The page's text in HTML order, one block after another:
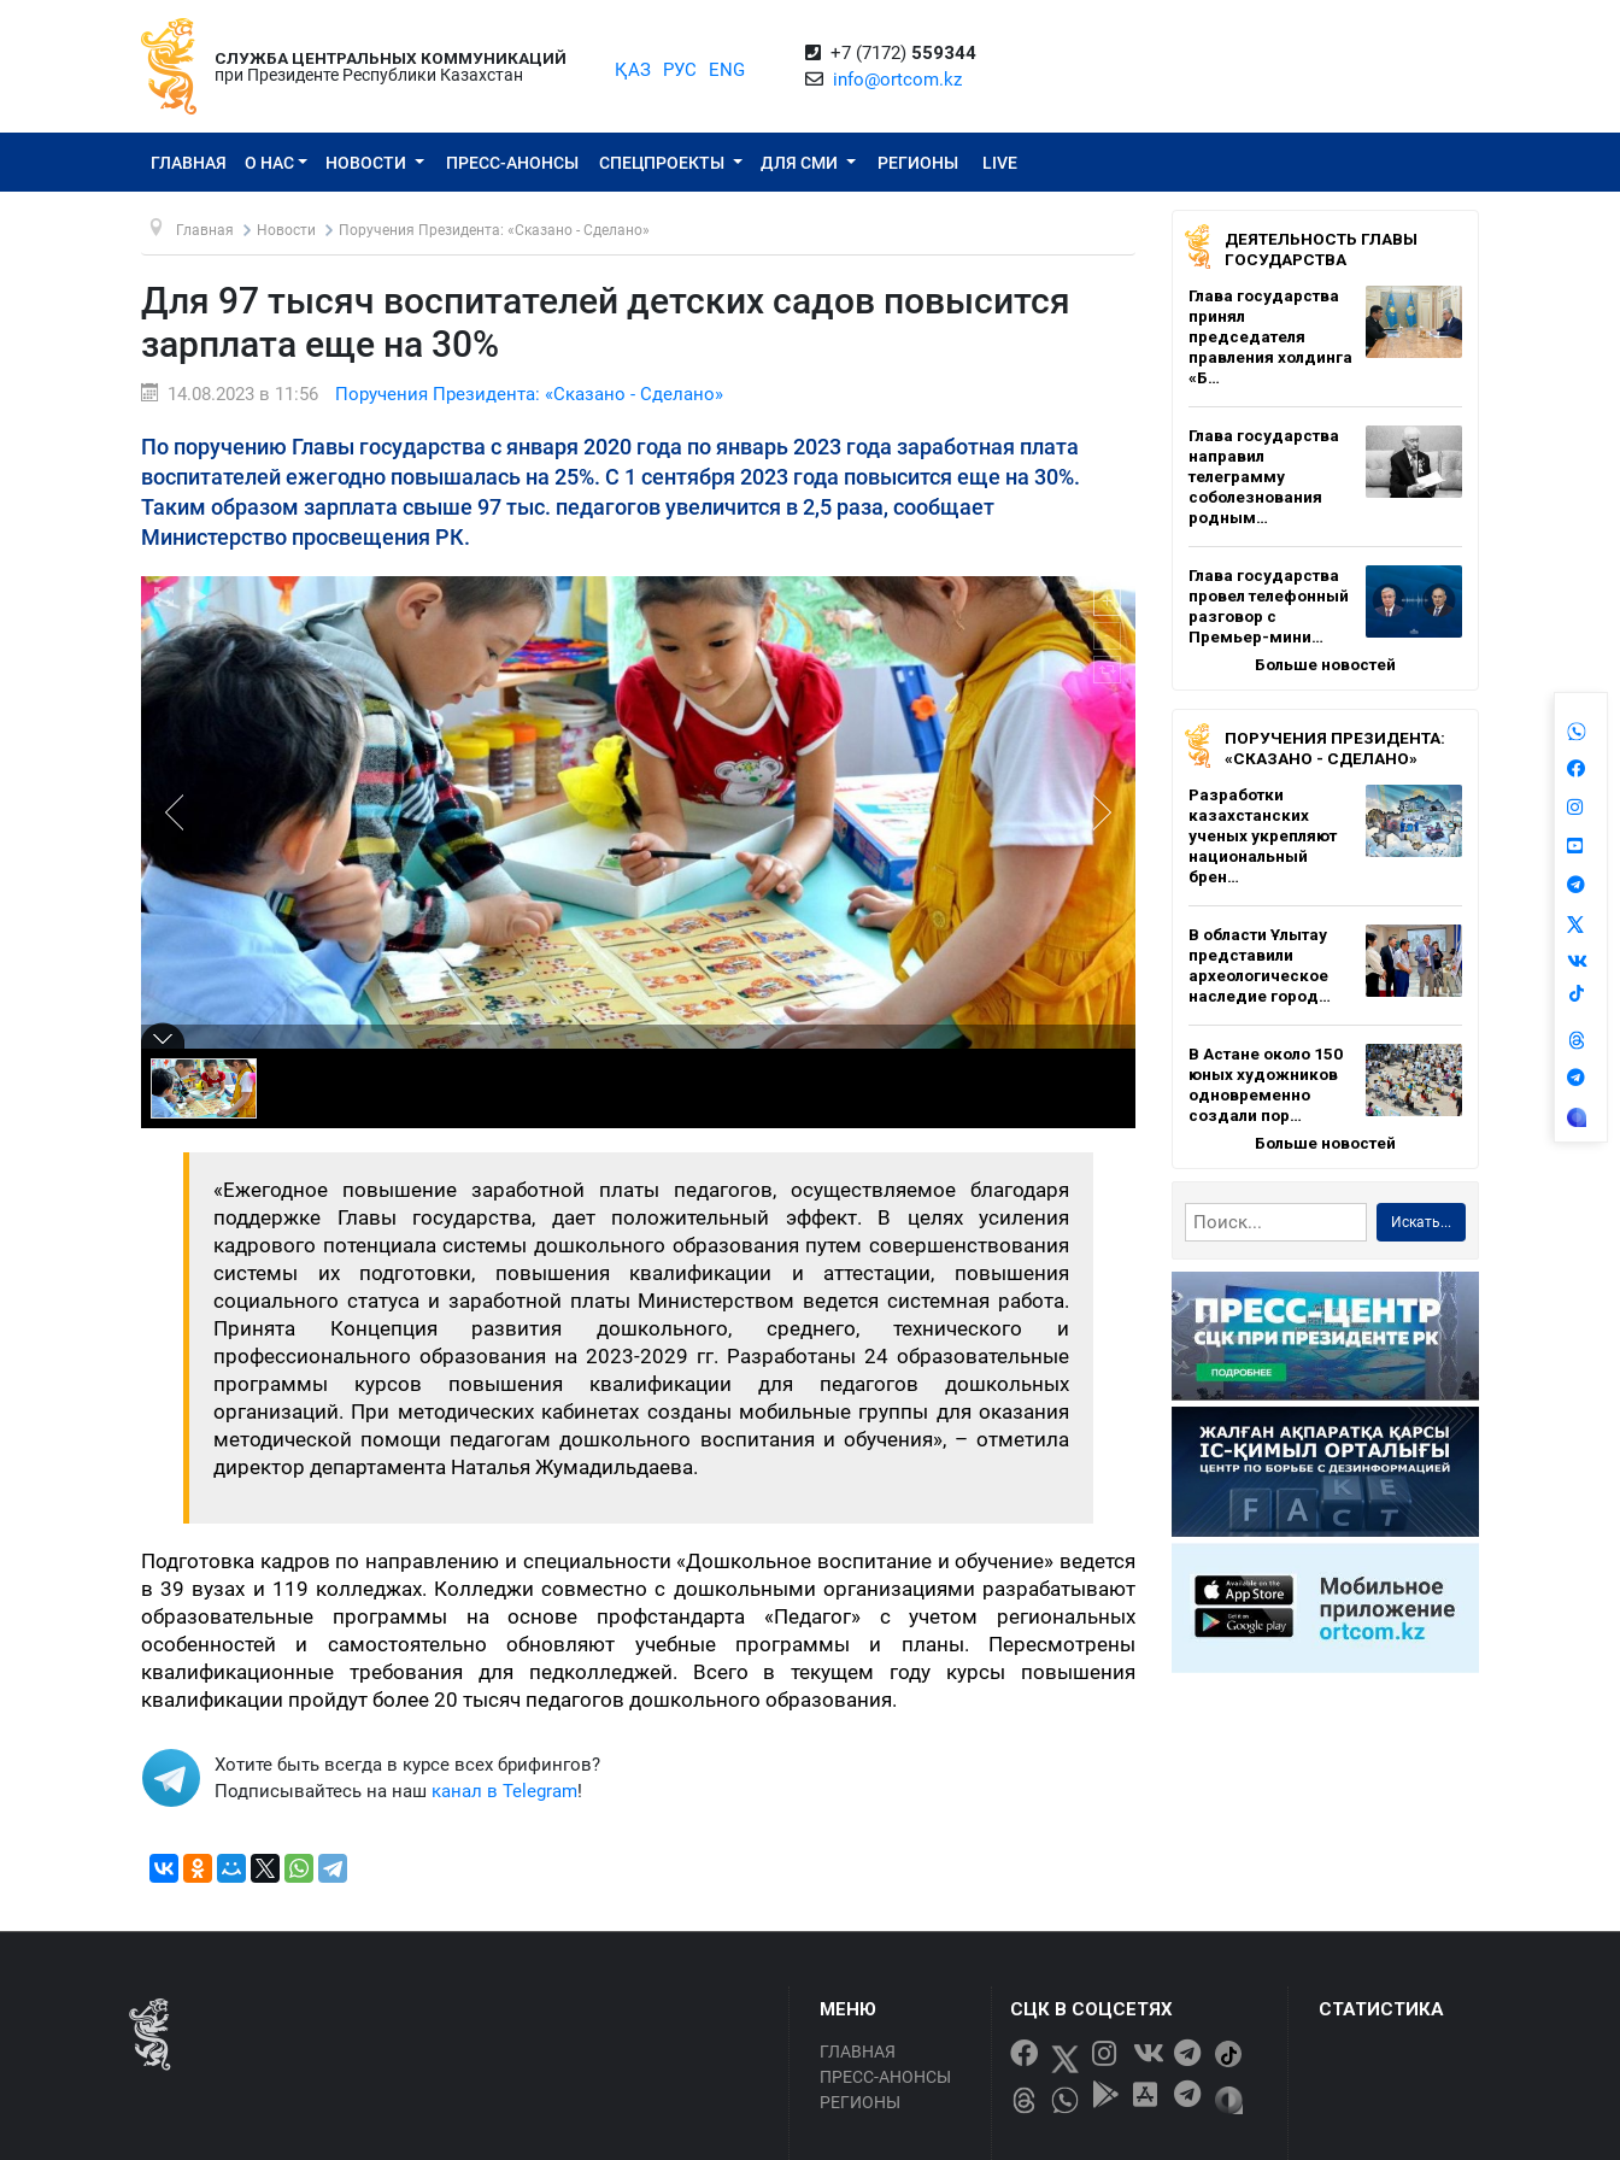
СЛУЖБА ЦЕНТРАЛЬНЫХ КОММУНИКАЦИЙ
при Президенте Республики Казахстан
ҚАЗ РУС ENG
+7 (7172) 559344
info@ortcom.kz
ГЛАВНАЯ О НАС НОВОСТИ ПРЕСС-АНОНСЫ СПЕЦПРОЕКТЫ ДЛЯ СМИ РЕГИОНЫ LIVE
Главная Новости Поручения Президента: «Сказано - Сделано»
Для 97 тысяч воспитателей детских садов повысится
зарплата еще на 30%
14.08.2023 в 11:56 Поручения Президента: «Сказано - Сделано»
По поручению Главы государства с января 2020 года по январь 2023 года заработная плата
воспитателей ежегодно повышалась на 25%. С 1 сентября 2023 года повысится еще на 30%.
Таким образом зарплата свыше 97 тыс. педагогов увеличится в 2,5 раза, сообщает
Министерство просвещения РК.
«Ежегодное повышение заработной платы педагогов, осуществляемое благодаря
поддержке Главы государства, дает положительный эффект. В целях усиления
кадрового потенциала системы дошкольного образования путем совершенствования
системы их подготовки, повышения квалификации и аттестации, повышения
социального статуса и заработной платы Министерством ведется системная работа.
Принята Концепция развития дошкольного, среднего, технического и
профессионального образования на 2023-2029 гг. Разработаны 24 образовательные
программы курсов повышения квалификации для педагогов дошкольных
организаций. При методических кабинетах созданы мобильные группы для оказания
методической помощи педагогам дошкольного воспитания и обучения», – отметила
директор департамента Наталья Жумадильдаева.
Подготовка кадров по направлению и специальности «Дошкольное воспитание и обучение» ведется
в 39 вузах и 119 колледжах. Колледжи совместно с дошкольными организациями разрабатывают
образовательные программы на основе профстандарта «Педагог» с учетом региональных
особенностей и самостоятельно обновляют учебные программы и планы. Пересмотрены
квалификационные требования для педколледжей. Всего в текущем году курсы повышения
квалификации пройдут более 20 тысяч педагогов дошкольного образования.
Хотите быть всегда в курсе всех брифингов?
Подписывайтесь на наш канал в Telegram!
ДЕЯТЕЛЬНОСТЬ ГЛАВЫ
ГОСУДАРСТВА
Глава государства
принял
председателя
правления холдинга
«Б…
Глава государства
направил
телеграмму
соболезнования
родным…
Глава государства
провел телефонный
разговор с
Премьер-мини…
Больше новостей
ПОРУЧЕНИЯ ПРЕЗИДЕНТА:
«СКАЗАНО - СДЕЛАНО»
Разработки
казахстанских
ученых укрепляют
национальный
брен…
В области Ұлытау
представили
археологическое
наследие город…
В Астане около 150
юных художников
одновременно
создали пор…
Больше новостей
Искать...
МЕНЮ
ГЛАВНАЯ
ПРЕСС-АНОНСЫ
РЕГИОНЫ
СЦК В СОЦСЕТЯХ СТАТИСТИКА